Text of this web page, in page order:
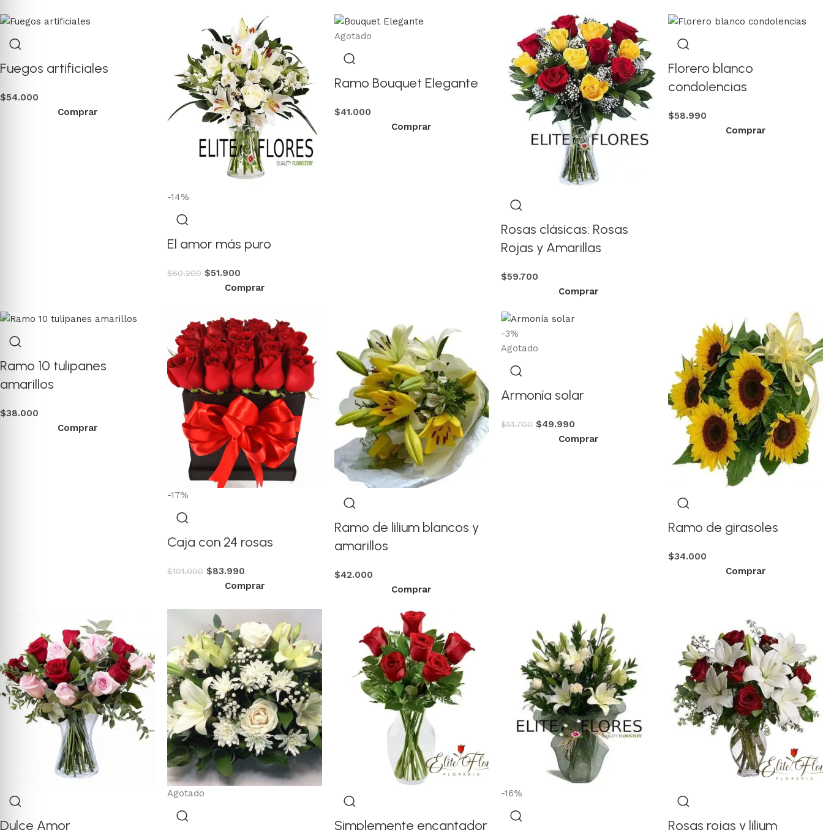
Fuegos artificiales
$54.000
Comprar
-14%
El amor más puro
$60.200 $51.900
Comprar
Agotado
Ramo Bouquet Elegante
$41.000
Comprar
Rosas clásicas: Rosas
Rojas y Amarillas
$59.700
Comprar
Florero blanco
condolencias
$58.990
Comprar
Ramo 10 tulipanes
amarillos
$38.000
Comprar
-17%
Caja con 24 rosas
$101.000 $83.990
Comprar
Ramo de lilium blancos y
amarillos
$42.000
Comprar
-3%
Agotado
Armonía solar
$51.700 $49.990
Comprar
Ramo de girasoles
$34.000
Comprar
Dulce Amor
Agotado
Simplemente encantador
-16%
Rosas rojas y lilium